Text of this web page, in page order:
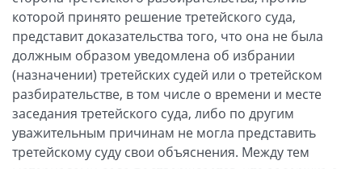
которой принято решение третейского суда,
представит доказательства того, что она не была
должным образом уведомлена об избрании
(назначении) третейских судей или о третейском
разбирательстве, в том числе о времени и месте
заседания третейского суда, либо по другим
уважительным причинам не могла представить
третейскому суду свои объяснения. Между тем